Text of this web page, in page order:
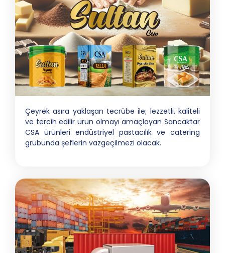
Çeyrek asıra yaklaşan tecrübe ile; lezzetli, kaliteli
ve tercih edilir ürün olmayı amaçlayan Sancaktar
CSA ürünleri endüstriyel pastacılık ve catering
grubunda şeflerin vazgeçilmezi olacak.